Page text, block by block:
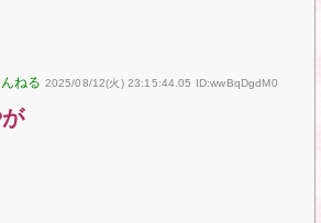
2025/08/12(火) 23:15:44.05 ID:wwBqDgdM0